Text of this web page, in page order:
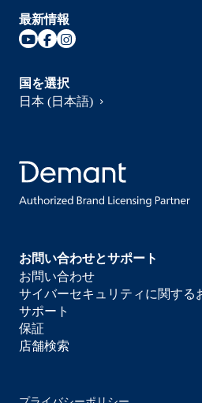
お問い合わせとサポート
お問い合わせ
サイバーセキュリティに関する
サポート
保証
店舗検索
最新情報
国を選択
日本 (日本語)